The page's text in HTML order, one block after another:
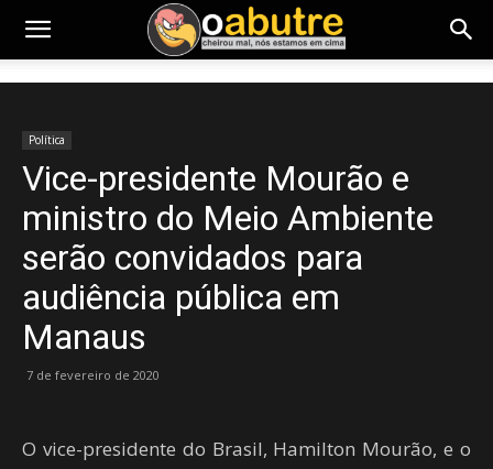
Política
Vice-presidente Mourão e
ministro do Meio Ambiente
serão convidados para
audiência pública em
Manaus
7 de fevereiro de 2020
O vice-presidente do Brasil, Hamilton Mourão, e o